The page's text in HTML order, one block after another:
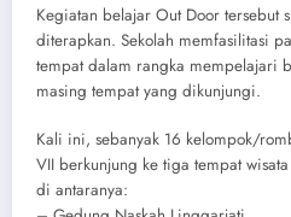
Kegiatan belajar Out Door tersebut
diterapkan. Sekolah memfasilitasi
tempat dalam rangka mempelajari
masing tempat yang dikunjungi.
Kali ini, sebanyak 16 kelompok/
VII berkunjung ke tiga tempat
di antaranya: